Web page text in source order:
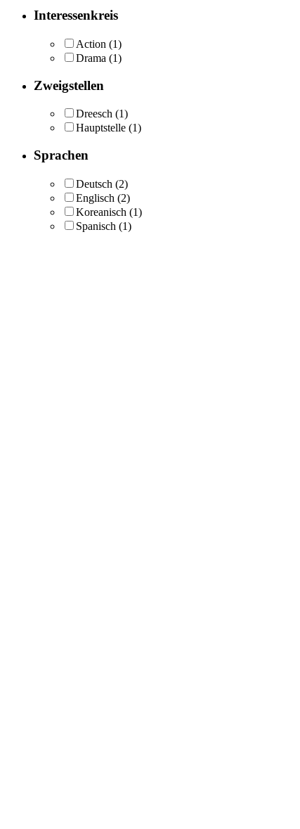
Interessenkreis
Action (1)
Drama (1)
Zweigstellen
Dreesch (1)
Hauptstelle (1)
Sprachen
Deutsch (2)
Englisch (2)
Koreanisch (1)
Spanisch (1)